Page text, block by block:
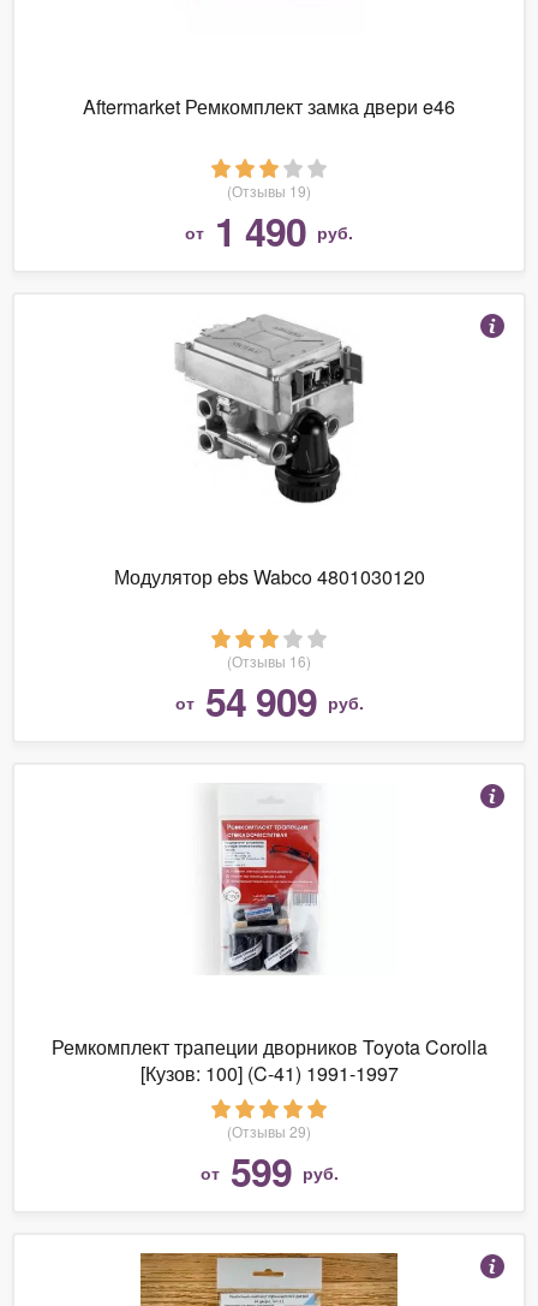
Aftermarket Ремкомплект замка двери e46
(Отзывы 19)
от 1 490 руб.
Модулятор ebs Wabco 4801030120
(Отзывы 16)
от 54 909 руб.
Ремкомплект трапеции дворников Toyota Corolla
[Кузов: 100] (C-41) 1991-1997
(Отзывы 29)
от 599 руб.